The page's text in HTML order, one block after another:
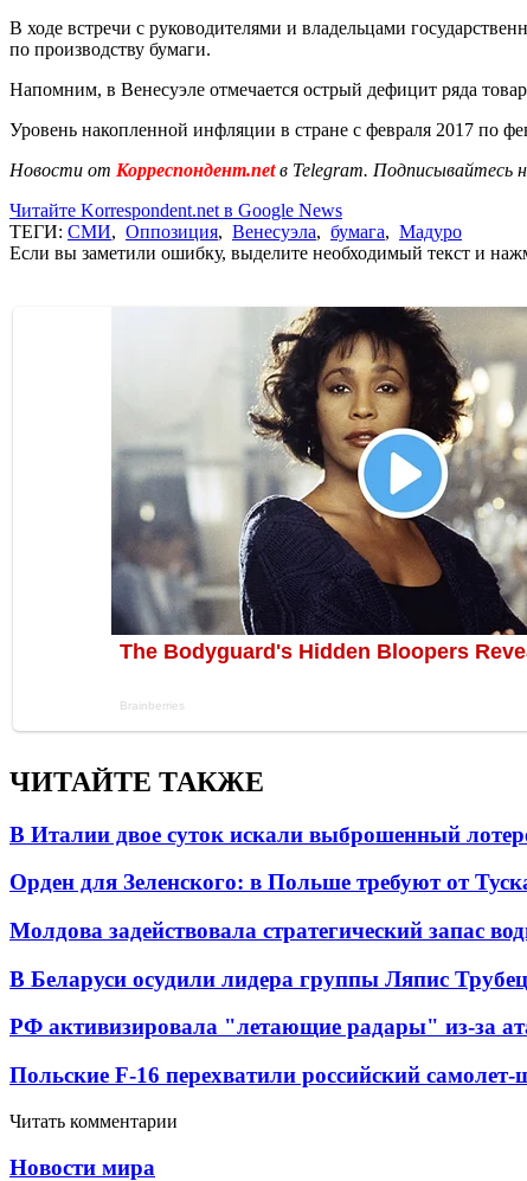
В ходе встречи с руководителями и владельцами
по производству бумаги.
Напомним, в Венесуэле отмечается острый дефицит ряда
Уровень накопленной инфляции в стране с февраля 2017 по
Новости от Корреспондент.netв Telegram. Подписывайтесь
Читайте Korrespondent.net в Google News
ТЕГИ: СМИ, Оппозиция, Венесуэла, бумага, Мадуро
Если вы заметили ошибку, выделите необходимый текст и
ЧИТАЙТЕ ТАКЖЕ
В Италии двое суток искали выброшенный
Орден для Зеленского: в Польше требуют от
Молдова задействовала стратегический запас
В Беларуси осудили лидера группы Ляпис
РФ активизировала "летающие радары" из-за
Польские F-16 перехватили российский
Читать комментарии
Новости мира